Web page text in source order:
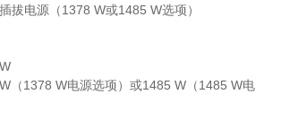
拔电源（1378 W或1485 W选项）
（1378 W电源选项）或1485 W（1485 W电